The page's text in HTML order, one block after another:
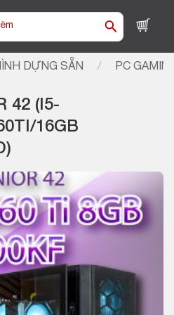
DỰNG SẴN / PC
42 (I5-
16GB